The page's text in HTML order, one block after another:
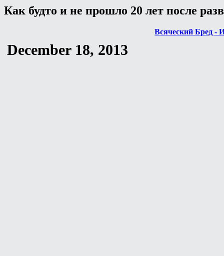
Как будто и не прошло 20 лет после
Всяческий Бред -
December 18, 2013